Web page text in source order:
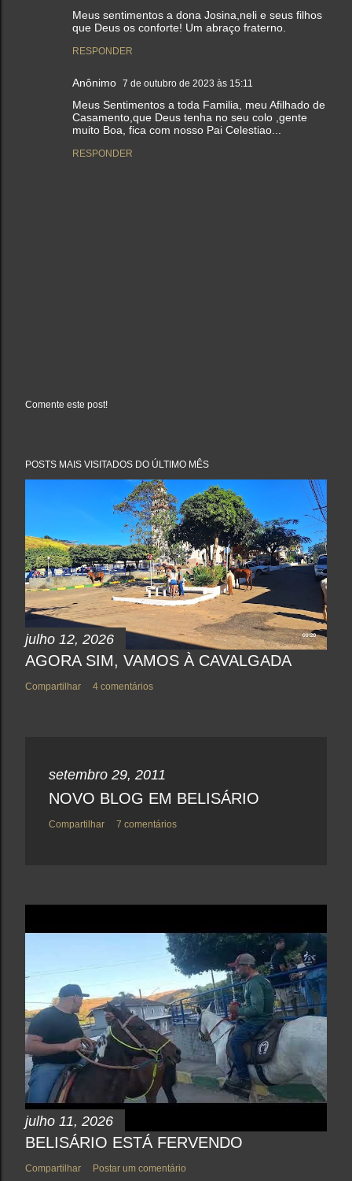
Meus sentimentos a dona Josina,neli e seus filhos
que Deus os conforte! Um abraço fraterno.
RESPONDER
Anônimo 7 de outubro de 2023 às 15:11
Meus Sentimentos a toda Familia, meu Afilhado de
Casamento,que Deus tenha no seu colo ,gente
muito Boa, fica com nosso Pai Celestiao...
RESPONDER
a
u
e
n
t
á
r
i
o
Comente este post!
POSTS MAIS VISITADOS DO ÚLTIMO MÊS
julho 12, 2026
AGORA SIM, VAMOS À CAVALGADA
Compartilhar 4 comentários
setembro 29, 2011
NOVO BLOG EM BELISÁRIO
Compartilhar 7 comentários
julho 11, 2026
BELISÁRIO ESTÁ FERVENDO
Compartilhar Postar um comentário